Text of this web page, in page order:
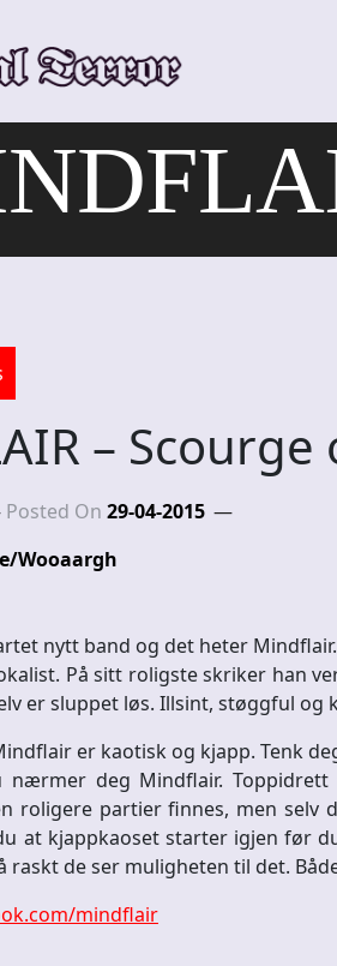
–
Posted On 29-04-2015
Wooaargh
nytt band og det heter
På sitt roligste skriker han
er sluppet løs. Illsint, støggful
er kaotisk og kjapp. Tenk
deg Mindflair.
roligere partier finnes, men
at kjappkaoset starter igjen før
raskt de ser muligheten til det.
mindflair